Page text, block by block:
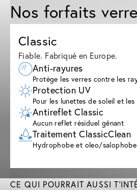
Nos forfaits
Classic
Fiable. Fabriqué en Europe.
Anti-rayures
Protège les verres contre les
Protection UV
Pour les lunettes de soleil et
Antireflet Classic
Aucun reflet résiduel gênant
Traitement ClassicClean
Hydrophobe et oleo/salophobe
CE QUI POURRAIT AUSSI